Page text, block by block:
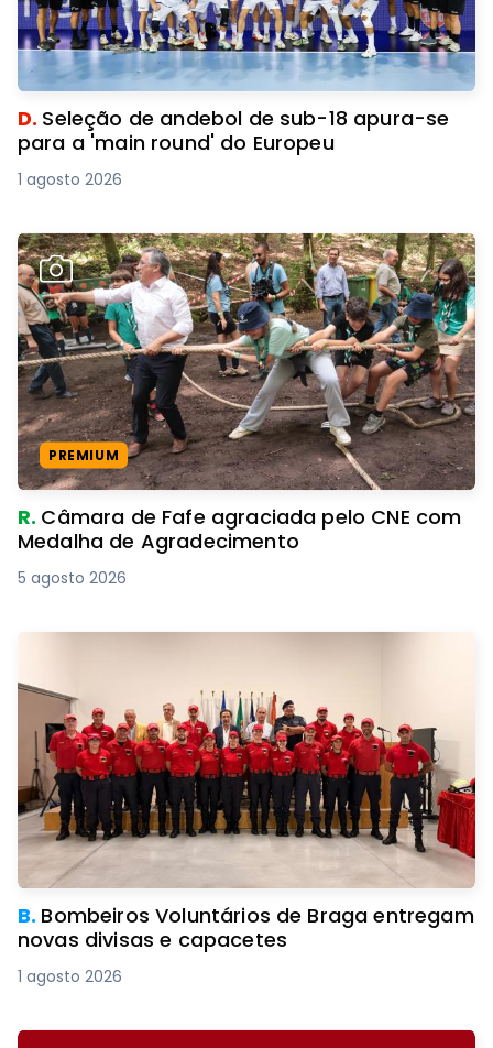
D. Seleção de andebol de sub-18 apura-se
para a 'main round' do Europeu
1 agosto 2026
PREMIUM
R. Câmara de Fafe agraciada pelo CNE com
Medalha de Agradecimento
5 agosto 2026
B. Bombeiros Voluntários de Braga entregam
novas divisas e capacetes
1 agosto 2026